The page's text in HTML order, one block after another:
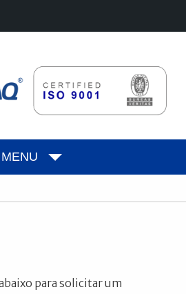
MENU
para solicitar um